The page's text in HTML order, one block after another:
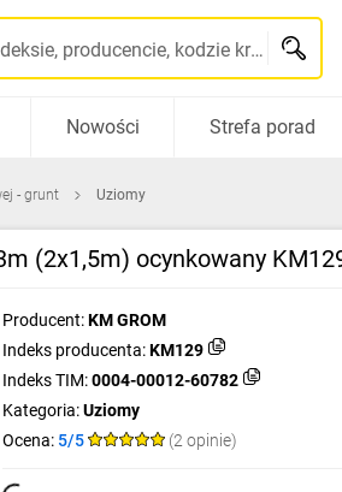
Szukaj po nazwie, indeksie, producencie, kodzie kreskowym...
Nowości Strefa porad
- grunt Uziomy
(2x1,5m) ocynkowany
Producent:KM GROM
Indeks producenta:KM129
Indeks TIM:0004-00012-60782
Kategoria:Uziomy
Ocena: 5/5 (2 opinie)